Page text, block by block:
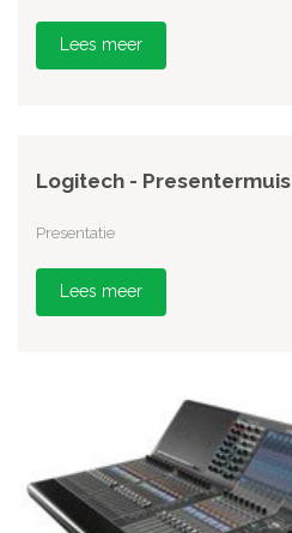
Lees meer
Logitech - Presentermuis
Presentatie
Lees meer